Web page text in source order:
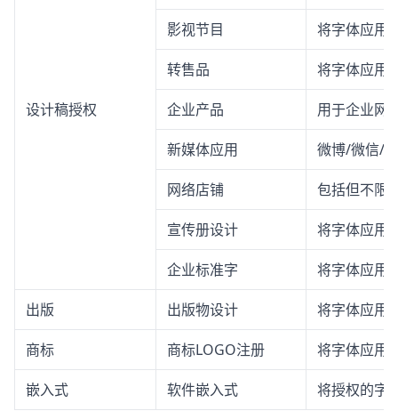
设计稿授权
影视节目 将字体应用
转售品 将字体应用
企业产品 用于企业网
新媒体应用 微博/微信/
网络店铺 包括但不限
宣传册设计 将字体应用
企业标准字 将字体应用
出版 出版物设计 将字体应用
商标 商标LOGO注册 将字体应用
嵌入式 软件嵌入式
将授权的字